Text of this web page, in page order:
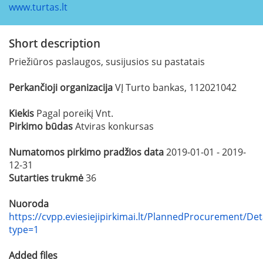
www.turtas.lt
Short description
Priežiūros paslaugos, susijusios su pastatais
Perkančioji organizacijaVĮ Turto bankas, 112021042
Kiekis Pagal poreikį Vnt.
Pirkimo būdasAtviras konkursas
Numatomos pirkimo pradžios data2019-01-01 - 2019-
12-31
Sutarties trukmė36
Nuoroda
https://cvpp.eviesiejipirkimai.lt/PlannedProcurement/
type=1
Added files